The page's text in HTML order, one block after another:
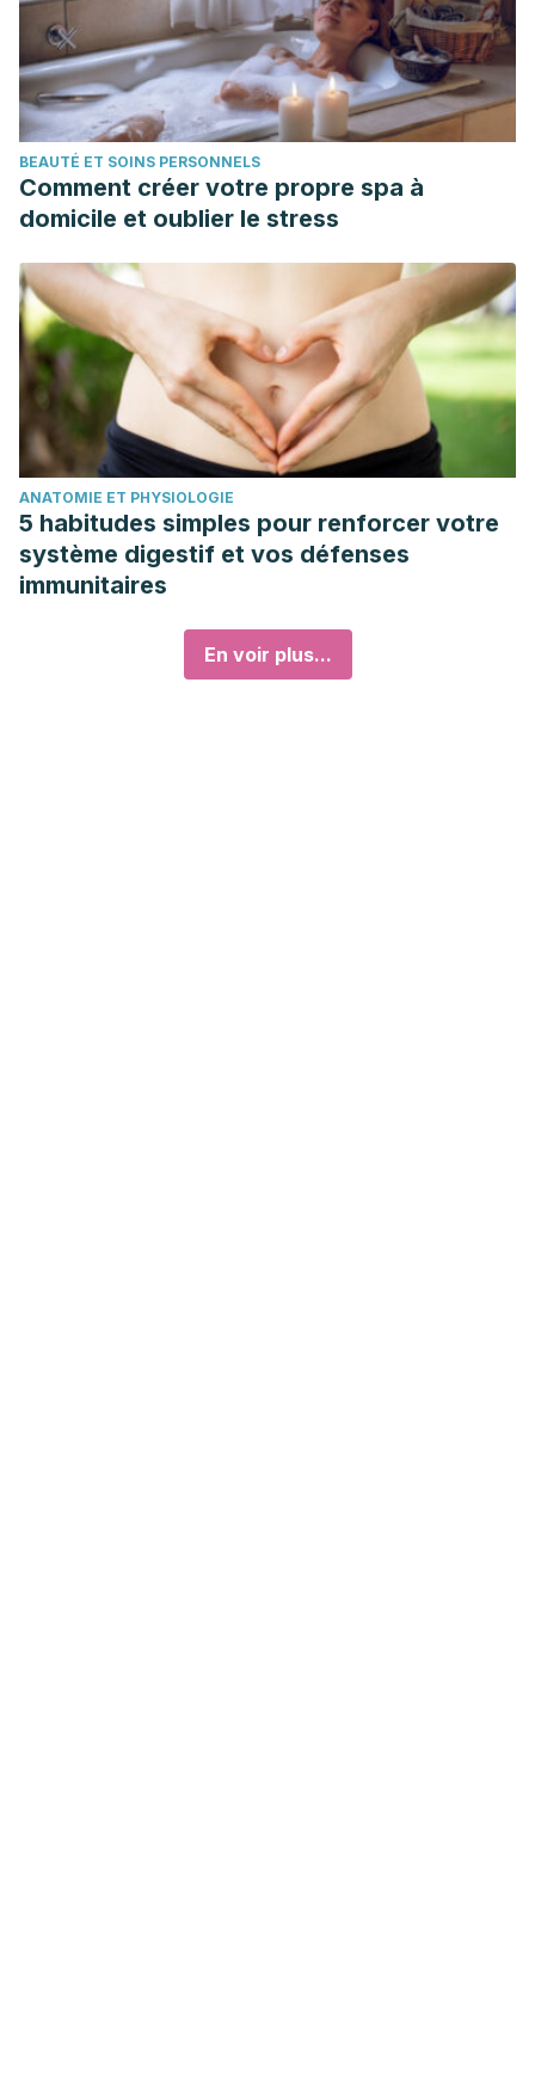
BEAUTÉ ET SOINS PERSONNELS
Comment créer votre propre spa à
domicile et oublier le stress
ANATOMIE ET PHYSIOLOGIE
5 habitudes simples pour renforcer votre
système digestif et vos défenses
immunitaires
En voir plus...